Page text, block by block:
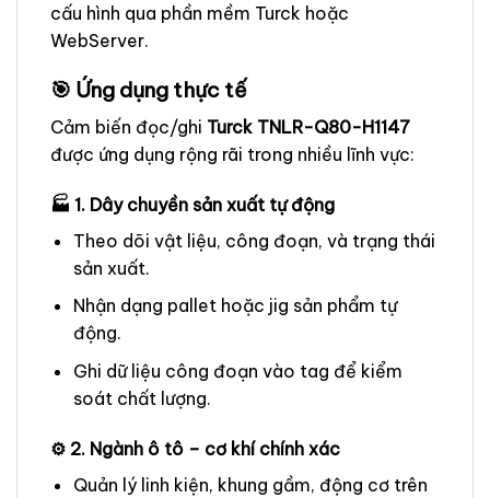
cấu hình qua phần mềm Turck hoặc
WebServer.
🎯 Ứng dụng thực tế
Cảm biến đọc/ghi Turck TNLR-Q80-H1147
được ứng dụng rộng rãi trong nhiều lĩnh vực:
🏭 1. Dây chuyền sản xuất tự động
Theo dõi vật liệu, công đoạn, và trạng thái
sản xuất.
Nhận dạng pallet hoặc jig sản phẩm tự
động.
Ghi dữ liệu công đoạn vào tag để kiểm
soát chất lượng.
⚙️ 2. Ngành ô tô – cơ khí chính xác
Quản lý linh kiện, khung gầm, động cơ trên